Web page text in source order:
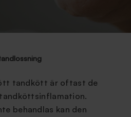
tandkött är oftast de
behandlas kan den